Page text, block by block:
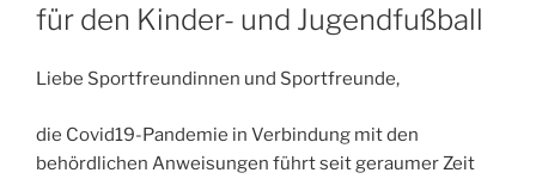
für den Kinder- und Jugendfußball
Liebe Sportfreundinnen und Sportfreunde,
die Covid19-Pandemie in Verbindung mit den
behördlichen Anweisungen führt seit geraumer Zeit